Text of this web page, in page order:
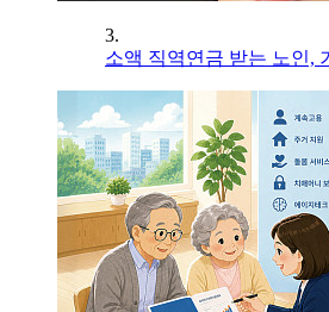
3.
소액 직역연금 받는 노인,